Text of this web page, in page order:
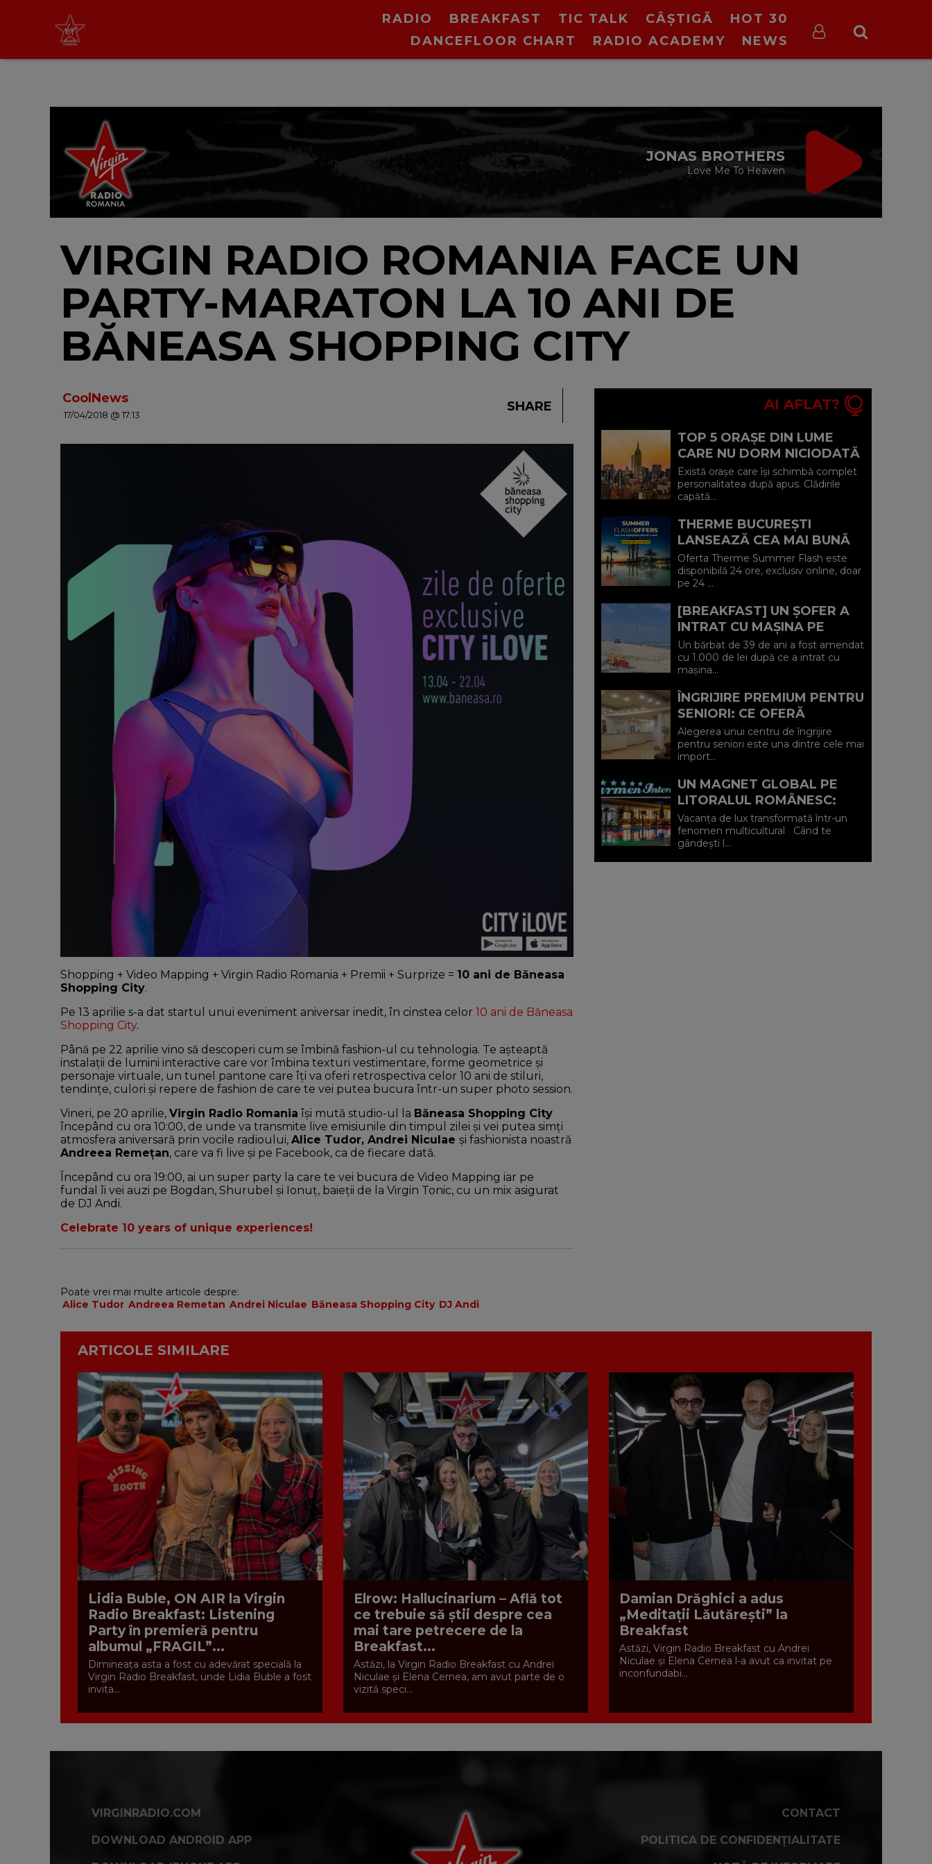
RADIO BREAKFAST TIC TALK CÂȘTIGĂ
HOT 30
DANCEFLOOR CHART
RADIO ACADEMY NEWS
NON STOP VIRGIN
cu Virgin Radio Romania
VIRGIN RADIO ROMANIA FACE UN
PARTY-MARATON LA 10 ANI DE
BĂNEASA SHOPPING CITY
CoolNews
17/04/2018 @ 17:13
SHARE
Shopping + Video Mapping + Virgin Radio Romania + Premii + Surprize = 10 ani de Băneasa
Shopping City.
Pe 13 aprilie s-a dat startul unui eveniment aniversar inedit, în cinstea celor 10 ani de Băneasa
Shopping City.
Până pe 22 aprilie vino să descoperi cum se îmbină fashion-ul cu tehnologia. Te așteaptă
instalații de lumini interactive care vor îmbina texturi vestimentare, forme geometrice și
personaje virtuale, un tunel pantone care îți va oferi retrospectiva celor 10 ani de stiluri,
tendințe, culori și repere de fashion de care te vei putea bucura într-un super photo session.
Vineri, pe 20 aprilie, Virgin Radio Romania își mută studio-ul la Băneasa Shopping City
începând cu ora 10:00, de unde va transmite live emisiunile din timpul zilei și vei putea simți
atmosfera aniversară prin vocile radioului, Alice Tudor, Andrei Niculae și fashionista noastră
Andreea Remețan, care va fi live și pe Facebook, ca de fiecare dată.
Începând cu ora 19:00, ai un super party la care te vei bucura de Video Mapping iar pe
fundal îi vei auzi pe Bogdan, Shurubel și Ionuț, baieții de la Virgin Tonic, cu un mix asigurat
de DJ Andi.
Celebrate 10 years of unique experiences!
Poate vrei mai multe articole despre:
Alice Tudor Andreea Remetan Andrei Niculae Băneasa Shopping City DJ Andi
AI AFLAT?
TOP 5 ORAȘE DIN LUME
CARE NU DORM NICIODATĂ
ȘI POVEȘTILE DIN SPATELE
CELOR MAI CELEBRE
BULEVARDE DE ...
Există orașe care își schimbă complet
personalitatea după apus. Clădirile
capătă...
THERME BUCUREȘTI
LANSEAZĂ CEA MAI BUNĂ
OFERTĂ A VERII: MINUS 20%
LA VOUCHERE, DOAR PE 24
IULIE (P)...
Oferta Therme Summer Flash este
disponibilă 24 ore, exclusiv online, doar
pe 24 ...
[BREAKFAST] UN ȘOFER A
INTRAT CU MAȘINA PE
PLAJA DIN VADU ȘI A FOST
AMENDAT.
Un bărbat de 39 de ani a fost amendat
cu 1.000 de lei după ce a intrat cu
mașina...
ÎNGRIJIRE PREMIUM PENTRU
SENIORI: CE OFERĂ
CENTRUL AFFINITY LIFE
CARE (P)
Alegerea unui centru de îngrijire
pentru seniori este una dintre cele mai
import...
UN MAGNET GLOBAL PE
LITORALUL ROMÂNESC:
HOTEL CARMEN
INTERNATIONAL 5★ DIN
VENUS (P)
Vacanța de lux transformată într-un
fenomen multicultural Când te
gândești l...
ARTICOLE SIMILARE
Lidia Buble, ON AIR la Virgin
Radio Breakfast: Listening
Party în premieră pentru
albumul „FRAGIL”...
Dimineața asta a fost cu adevărat specială la
Virgin Radio Breakfast, unde Lidia Buble a fost
invita...
Elrow: Hallucinarium – Află tot
ce trebuie să știi despre cea
mai tare petrecere de la
Breakfast...
Astăzi, la Virgin Radio Breakfast cu Andrei
Niculae și Elena Cernea, am avut parte de o
vizită speci...
Damian Drăghici a adus
„Meditații Lăutărești” la
Breakfast
Astăzi, Virgin Radio Breakfast cu Andrei
Niculae și Elena Cernea l-a avut ca invitat pe
inconfundabi...
VIRGINRADIO.COM
DOWNLOAD ANDROID APP
CONTACT
POLITICA DE CONFIDENȚIALITATE